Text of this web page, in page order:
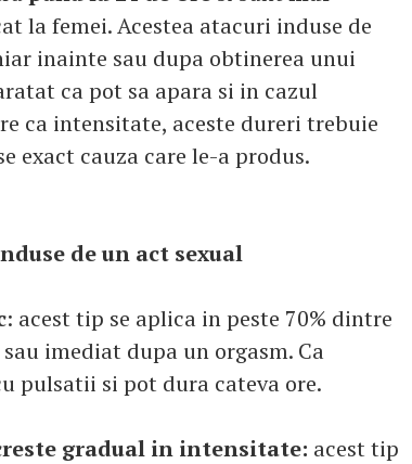
la femei. Acestea atacuri induse de
inainte sau dupa obtinerea unui
ca pot sa apara si in cazul
ca intensitate, aceste dureri trebuie
exact cauza care le-a produs.
de un act sexual
: acest tip se aplica in peste 70% dintre
imediat dupa un orgasm. Ca
pulsatii si pot dura cateva ore.
gradual in intensitate: acest tip